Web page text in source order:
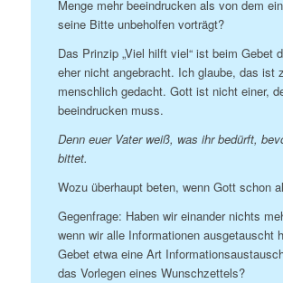
Menge mehr beeindrucken als von dem
seine Bitte unbeholfen vorträgt?
Das Prinzip „Viel hilft viel“ ist beim Gebet
eher nicht angebracht. Ich glaube, das ist
menschlich gedacht. Gott ist nicht einer,
beeindrucken muss.
Denn euer Vater weiß, was ihr bedürft,
bittet.
Wozu überhaupt beten, wenn Gott schon
Gegenfrage: Haben wir einander nichts
wenn wir alle Informationen ausgetauscht
Gebet etwa eine Art
das Vorlegen eines Wunschzettels?